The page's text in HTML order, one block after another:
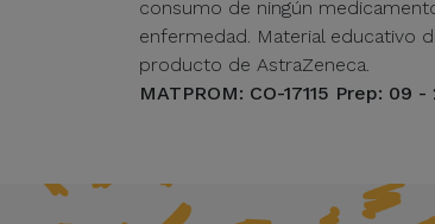
consumo de ningún
enfermedad. Material educativo
producto de AstraZeneca.
MATPROM: CO-17115 Prep: 09 -